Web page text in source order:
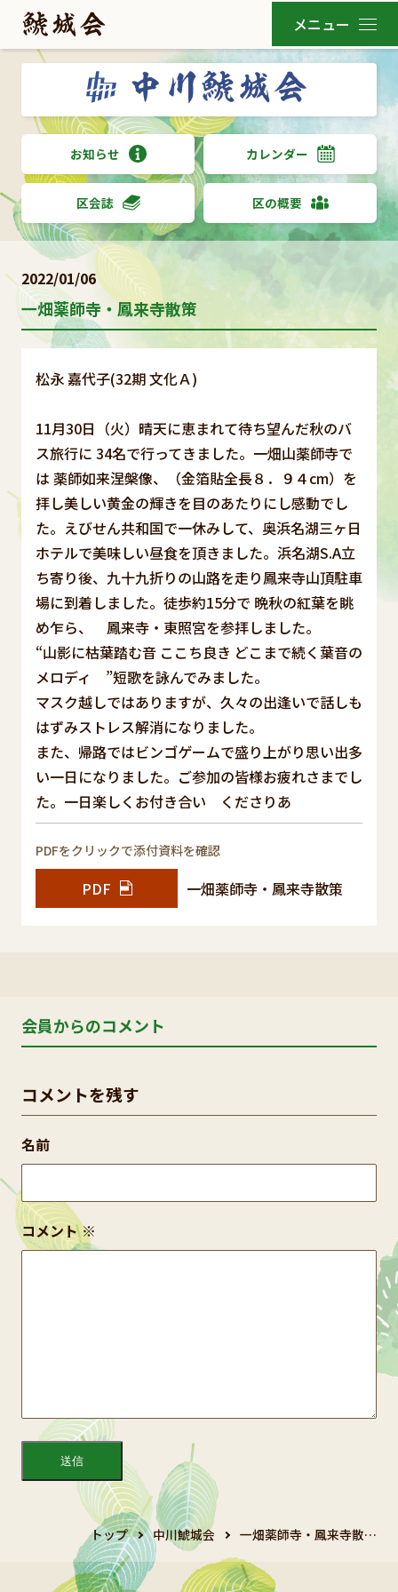
お知らせ カレンダー
区会誌 区の概要
2022/01/06
一畑薬師寺・鳳来寺散策
松永 嘉代子(32期 文化Ａ)
11月30日（火）晴天に恵まれて待ち望んだ秋のバ
ス旅行に 34名で行ってきました。一畑山薬師寺で
は 薬師如来涅槃像、（金箔貼全長８．９４cm）を
拝し美しい黄金の輝きを目のあたりにし感動でし
た。えびせん共和国で一休みして、奥浜名湖三ヶ日
ホテルで美味しい昼食を頂きました。浜名湖S.A立
ち寄り後、九十九折りの山路を走り鳳来寺山頂駐車
場に到着しました。徒歩約15分で 晩秋の紅葉を眺
め乍ら、 鳳来寺・東照宮を参拝しました。
“山影に枯葉踏む音 ここち良き どこまで続く葉音の
メロディ ”短歌を詠んでみました。
マスク越しではありますが、久々の出逢いで話しも
はずみストレス解消になりました。
また、帰路ではビンゴゲームで盛り上がり思い出多
い一日になりました。ご参加の皆様お疲れさまでし
た。一日楽しくお付き合い くださりあ
PDFをクリックで添付資料を確認
PDF 一畑薬師寺・鳳来寺散策
会員からのコメント
コメントを残す
コメント※
名前
トップ 中川鯱城会 一畑薬師寺・鳳来寺散…